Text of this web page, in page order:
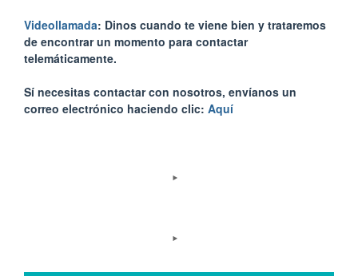
Videollamada: Dinos cuando te viene bien y trataremos
de encontrar un momento para contactar
telemáticamente.
Sí necesitas contactar con nosotros, envíanos un
correo electrónico haciendo clic: Aquí